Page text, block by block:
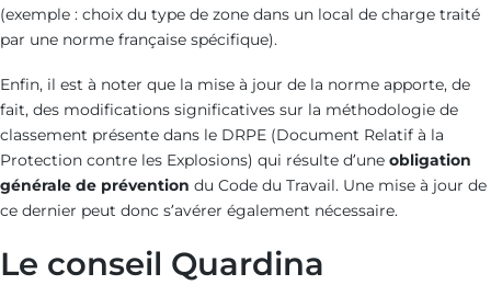
(exemple : choix du type de zone dans un local de charge traité
par une norme française spécifique).
Enfin, il est à noter que la mise à jour de la norme apporte, de
fait, des modifications significatives sur la méthodologie de
classement présente dans le DRPE (Document Relatif à la
Protection contre les Explosions) qui résulte d’une obligation
générale de prévention du Code du Travail. Une mise à jour de
ce dernier peut donc s’avérer également nécessaire.
Le conseil Quardina